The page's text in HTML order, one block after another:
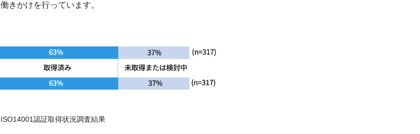
きかけを行っています。
ISO14001認証取得状況調査結果